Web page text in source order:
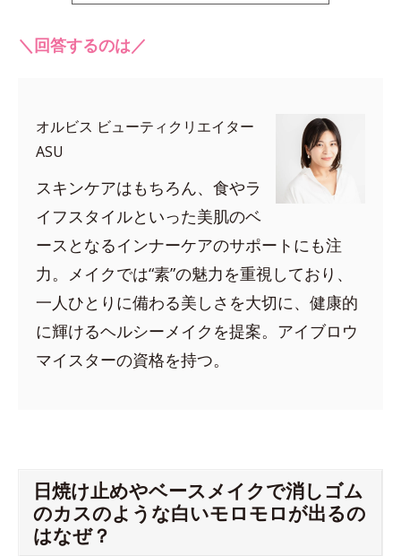
＼回答するのは／
オルビス ビューティクリエイター
ASU
スキンケアはもちろん、食やラ
イフスタイルといった美肌のベ
ースとなるインナーケアのサポートにも注
力。メイクでは“素”の魅力を重視しており、
一人ひとりに備わる美しさを大切に、健康的
に輝けるヘルシーメイクを提案。アイブロウ
マイスターの資格を持つ。
日焼け止めやベースメイクで消しゴム
のカスのような白いモロモロが出るの
はなぜ？